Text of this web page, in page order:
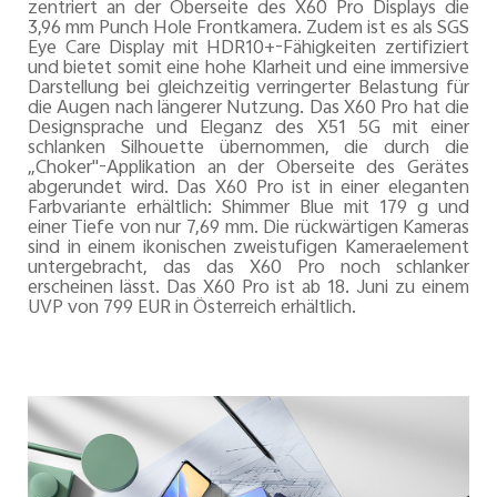
zentriert an der Oberseite des X60 Pro Displays die
3,96 mm Punch Hole Frontkamera. Zudem ist es als SGS
Eye Care Display mit HDR10+-Fähigkeiten zertifiziert
und bietet somit eine hohe Klarheit und eine immersive
Darstellung bei gleichzeitig verringerter Belastung für
die Augen nach längerer Nutzung. Das X60 Pro hat die
Designsprache und Eleganz des X51 5G mit einer
schlanken Silhouette übernommen, die durch die
„Choker"-Applikation an der Oberseite des Gerätes
abgerundet wird. Das X60 Pro ist in einer eleganten
Farbvariante erhältlich: Shimmer Blue mit 179 g und
einer Tiefe von nur 7,69 mm. Die rückwärtigen Kameras
sind in einem ikonischen zweistufigen Kameraelement
untergebracht, das das X60 Pro noch schlanker
erscheinen lässt. Das X60 Pro ist ab 18. Juni zu einem
UVP von 799 EUR in Österreich erhältlich.